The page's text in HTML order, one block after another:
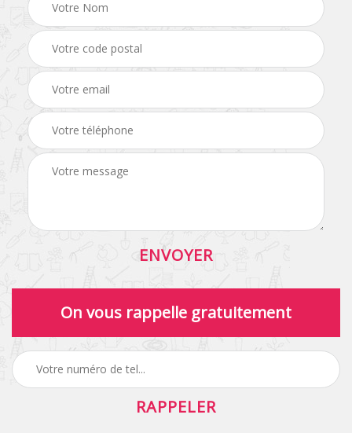
On vous rappelle gratuitement